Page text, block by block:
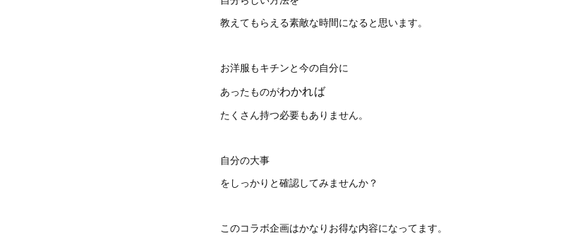
教えてもらえる素敵な時間になると思います。
お洋服もキチンと今の自分に
あったものがわかれば
たくさん持つ必要もありません。
自分の大事
をしっかりと確認してみませんか？
このコラボ企画はかなりお得な内容になってます。